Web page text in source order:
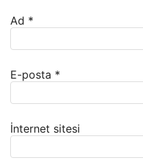
Ad *
E-posta *
İnternet sitesi